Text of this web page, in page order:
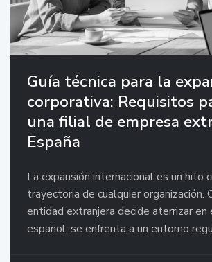
Guía técnica para la
corporativa: Requisitos
una filial de empresa
España
La expansión internacional es un hito
trayectoria de cualquier organización.
entidad extranjera decide aterrizar en
español, se enfrenta a un entorno